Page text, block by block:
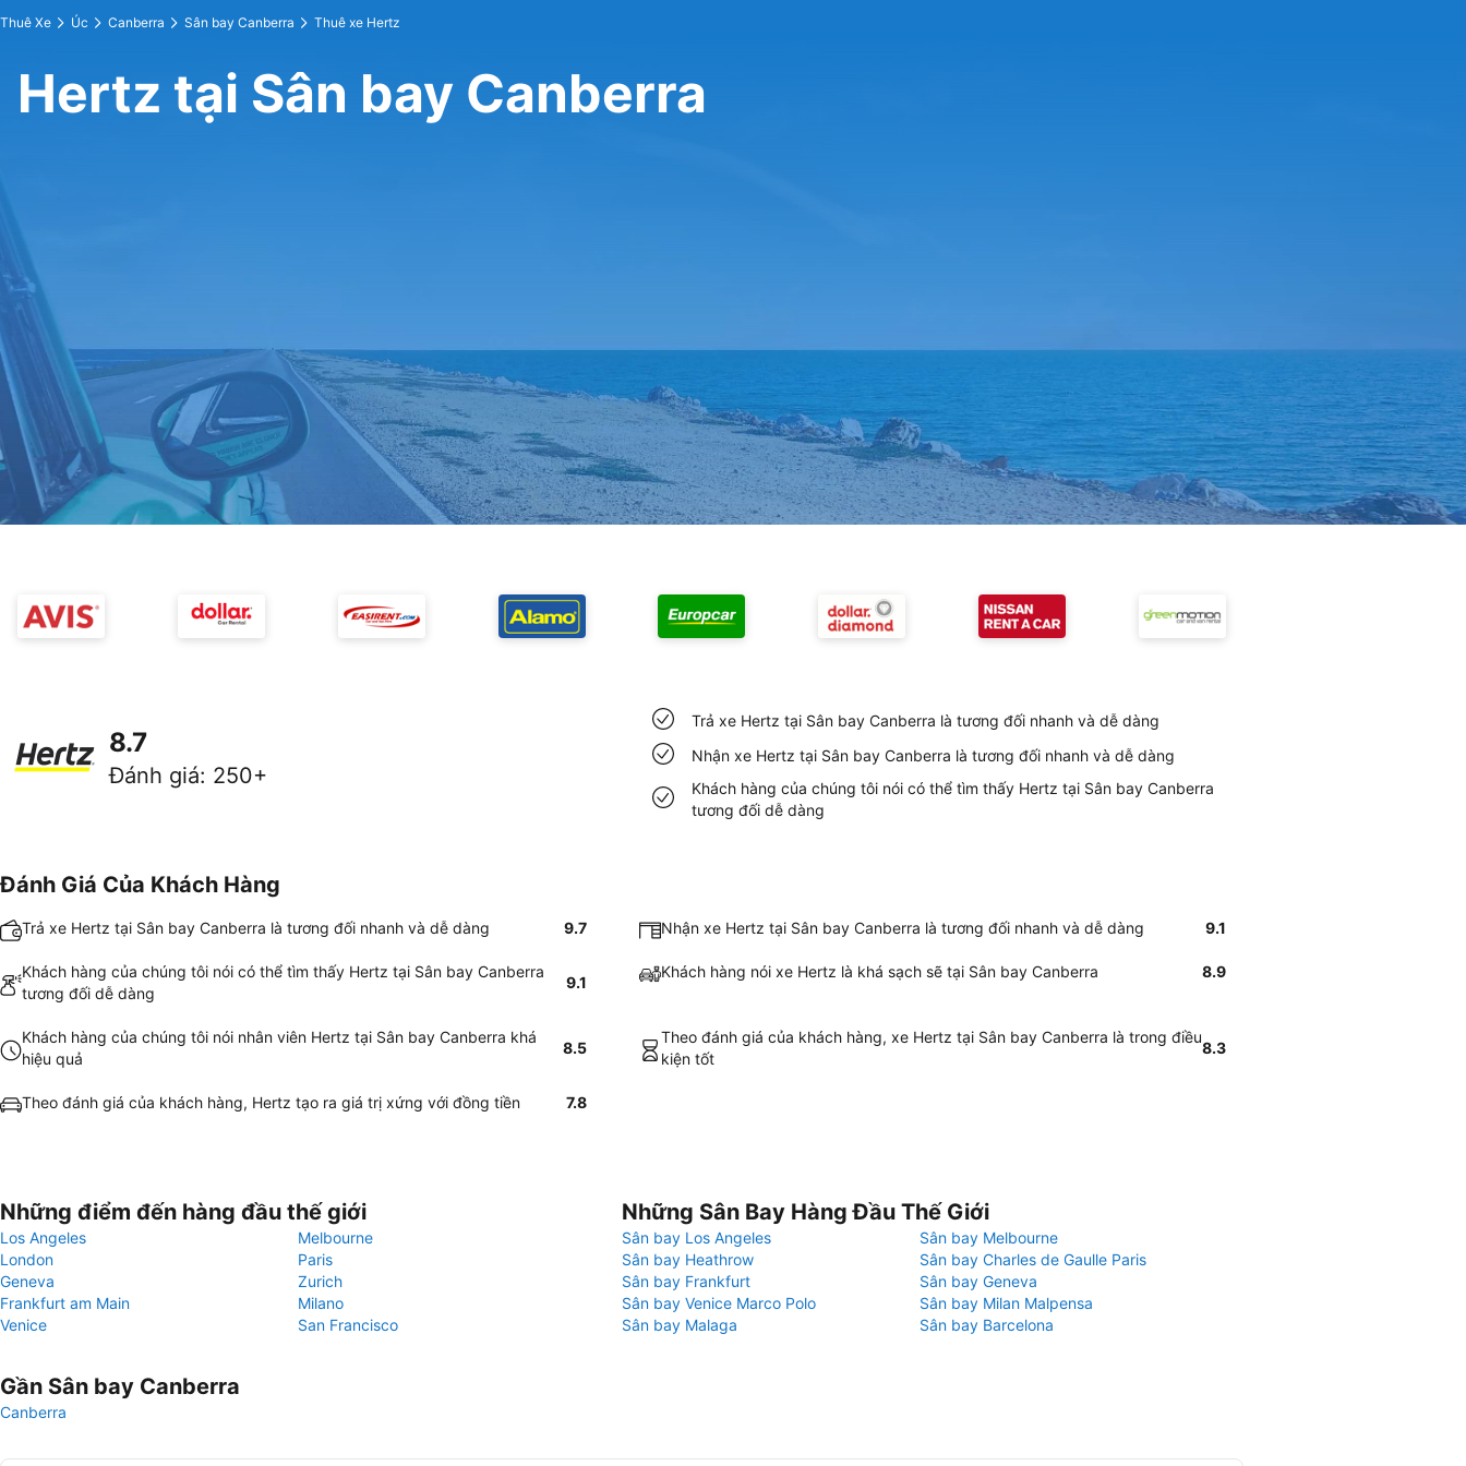
Thuê Xe Úc Canberra Sân bay Canberra Thuê xe Hertz
Hertz tại Sân bay Canberra
8.7
Đánh giá: 250+
Trả xe Hertz tại Sân bay Canberra là tương đối nhanh và dễ dàng
Nhận xe Hertz tại Sân bay Canberra là tương đối nhanh và dễ dàng
Khách hàng của chúng tôi nói có thể tìm thấy Hertz tại Sân bay Canberra
tương đối dễ dàng
Đánh Giá Của Khách Hàng
Trả xe Hertz tại Sân bay Canberra là tương đối nhanh và dễ dàng 9.7 Nhận xe Hertz tại Sân bay Canberra là tương đối nhanh và dễ dàng 9.1
Khách hàng của chúng tôi nói có thể tìm thấy Hertz tại Sân bay Canberra
tương đối dễ dàng
9.1
Khách hàng nói xe Hertz là khá sạch sẽ tại Sân bay Canberra 8.9
Khách hàng của chúng tôi nói nhân viên Hertz tại Sân bay Canberra khá
hiệu quả
8.5
Theo đánh giá của khách hàng, xe Hertz tại Sân bay Canberra là trong điều
kiện tốt
8.3
Theo đánh giá của khách hàng, Hertz tạo ra giá trị xứng với đồng tiền 7.8
Những điểm đến hàng đầu thế giới
Los Angeles
Melbourne
London
Paris
Geneva
Zurich
Frankfurt am Main
Milano
Venice
San Francisco
Những Sân Bay Hàng Đầu Thế Giới
Sân bay Los Angeles
Sân bay Melbourne
Sân bay Heathrow
Sân bay Charles de Gaulle Paris
Sân bay Frankfurt
Sân bay Geneva
Sân bay Venice Marco Polo
Sân bay Milan Malpensa
Sân bay Malaga
Sân bay Barcelona
Gần Sân bay Canberra
Canberra